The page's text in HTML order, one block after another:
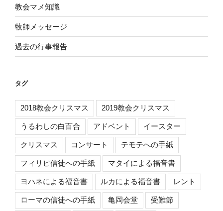
教会マメ知識
牧師メッセージ
過去の行事報告
タグ
2018教会クリスマス 2019教会クリスマス
うるわしの白百合 アドベント イースター
クリスマス コンサート テモテへの手紙
フィリピ信徒への手紙 マタイによる福音書
ヨハネによる福音書 ルカによる福音書 レント
ローマの信徒への手紙 亀岡会堂 受難節